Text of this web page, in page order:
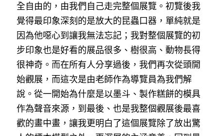
全自由的，由我們自己走完整個展覽。初覽後我
覺得最印象深刻的是放大的昆蟲口器，單純就是
因為他噁心到讓我無法忘記；我對整個展覽的初
步印象也是好看的展品很多、樹很高、動物長得
很神奇。而在所有人分享過後，我們再次從頭開
始觀展，而這次是由老師作為導覽員為我們解
說。從一開始為什麼是以墨斗、製作糕餅的模具
作為聲音來源，到最後、也是我整個觀展後最喜
歡的畫中畫，讓我更明白了這個展覽除了放出驚